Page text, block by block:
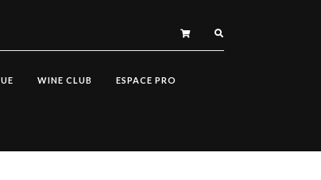
WINE CLUB ESPACE PRO